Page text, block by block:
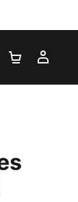
FAVORIS 0PANIER 0